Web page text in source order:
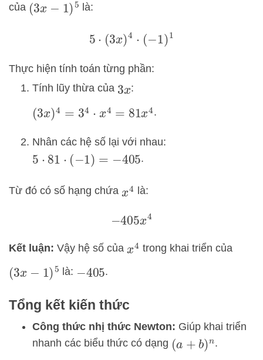
của (3x−1 )5 là:
5 (3x)4 ⋅( −1)1
Thực hiện tính toán từng phần:
Tính lũy thừa của 3x:
(3x)4 =3 4⋅x 4=81x 4 .
Nhân các hệ số lại với nhau:
5 ⋅81⋅ (− 1)=−405 .
Từ đó có số hạng chứa x4 là:
−405x4
Kết luận: Vậy hệ số của x4 trong khai triển của
(3x−1 )5 là: −405.
Tổng kết kiến thức
Công thức nhị thức Newton: Giúp khai triển
nhanh các biểu thức có dạng (a +b )n .